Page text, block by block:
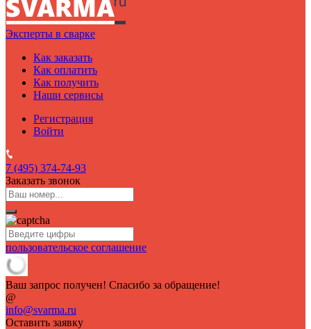
Эксперты в сварке
Как заказать
Как оплатить
Как получить
Наши сервисы
Регистрация
Войти
7 (495) 374-74-93
Заказать звонок
пользовательское соглашение
Ваш запрос получен! Спасибо за обращение!
@
info@svarma.ru
Оставить заявку